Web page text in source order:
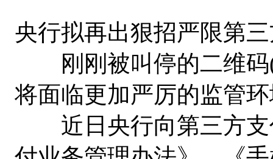
央行拟再出狠招严限第
刚刚被叫停的二维码(
将面临更加严厉的监管
近日央行向第三方支